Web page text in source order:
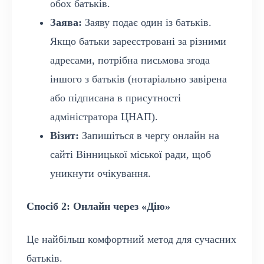
обох батьків.
Заява: Заяву подає один із батьків.
Якщо батьки зареєстровані за різними
адресами, потрібна письмова згода
іншого з батьків (нотаріально завірена
або підписана в присутності
адміністратора ЦНАП).
Візит: Запишіться в чергу онлайн на
сайті Вінницької міської ради, щоб
уникнути очікування.
Спосіб 2: Онлайн через «Дію»
Це найбільш комфортний метод для сучасних
батьків.